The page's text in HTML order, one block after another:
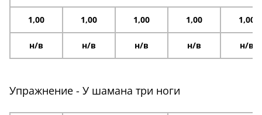
1,00 1,00 1,00 1,00 1,00
н/в н/в н/в н/в н/в
Упражнение - У шамана три ноги